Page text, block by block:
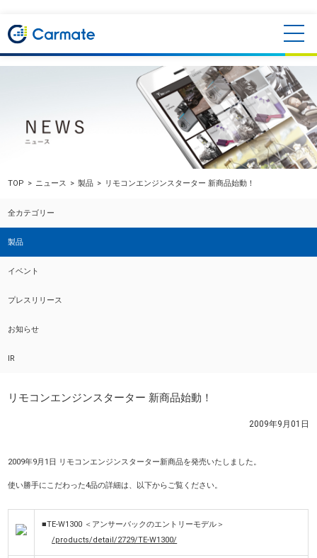
TOP ニュース 製品 リモコンエンジンスターター 新商品始動！
全カテゴリー
製品
イベント
プレスリリース
お知らせ
IR
リモコンエンジンスターター 新商品始動！
2009年9月01日
2009年9月1日 リモコンエンジンスターター新商品を発売いたしました。
使い勝手にこだわった4品の詳細は、以下からご覧ください。
■TE-W1300 ＜アンサーバックのエントリーモデル＞
/products/detail/2729/TE-W1300/